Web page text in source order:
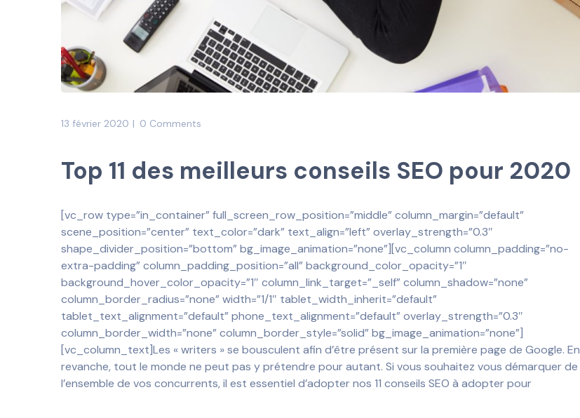
13 février 2020 0 Comments
Top 11 des meilleurs conseils SEO pour 2020
[vc_row type=”in_container” full_screen_row_position=”middle” column_margin=”default”
scene_position=”center” text_color=”dark” text_align=”left” overlay_strength=”0.3″
shape_divider_position=”bottom” bg_image_animation=”none”][vc_column column_padding=”no-
extra-padding” column_padding_position=”all” background_color_opacity=”1″
background_hover_color_opacity=”1″ column_link_target=”_self” column_shadow=”none”
column_border_radius=”none” width=”1/1″ tablet_width_inherit=”default”
tablet_text_alignment=”default” phone_text_alignment=”default” overlay_strength=”0.3″
column_border_width=”none” column_border_style=”solid” bg_image_animation=”none”]
[vc_column_text]Les « writers » se bousculent afin d’être présent sur la première page de Google. En
revanche, tout le monde ne peut pas y prétendre pour autant. Si vous souhaitez vous démarquer de
l’ensemble de vos concurrents, il est essentiel d’adopter nos 11 conseils SEO à adopter pour